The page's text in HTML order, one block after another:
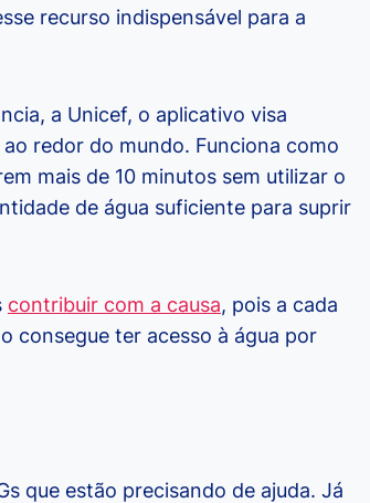
recurso indispensável para a
a Unicef, o aplicativo visa
redor do mundo. Funciona como
mais de 10 minutos sem utilizar o
de água suficiente para suprir
contribuir com a causa, pois a cada
consegue ter acesso à água por
que estão precisando de ajuda. Já